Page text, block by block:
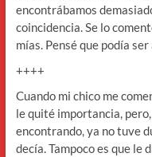
encontrábamos
coincidencia. Se lo
mías. Pensé que podía
++++
Cuando mi chico me
le quité importancia,
encontrando, ya no tuve
decía. Tampoco es que le